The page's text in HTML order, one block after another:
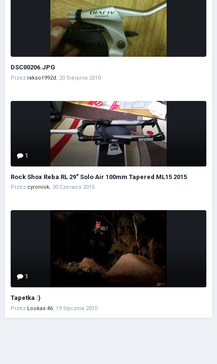
DSC00206.JPG
Przez rakso1992d, 20 Sierpnia 2010
1
Rock Shox Reba RL 29" Solo Air 100mm Tapered ML15 2015
Przez cyroniok, 30 Czerwca 2015
1
Tapetka :)
Przez Lookas 46, 19 Stycznia 2010